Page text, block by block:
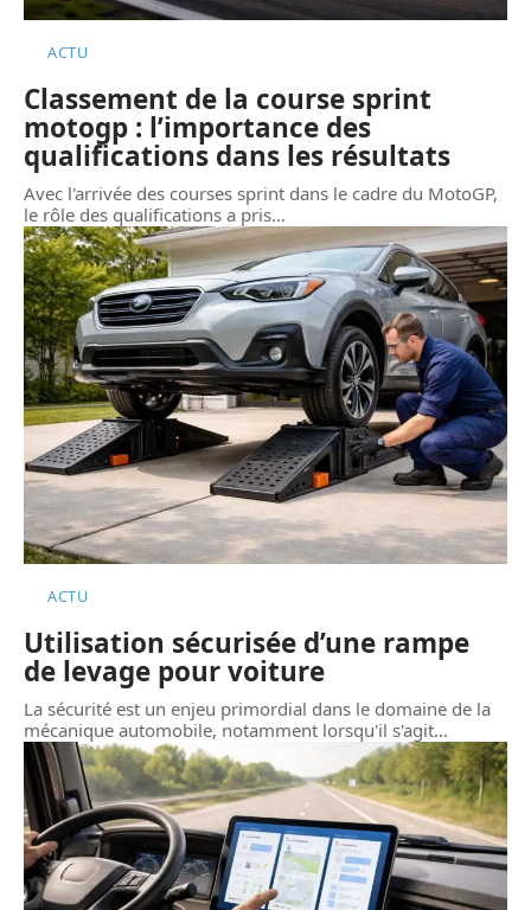
ACTU
Classement de la course sprint
motogp : l’importance des
qualifications dans les résultats
Avec l'arrivée des courses sprint dans le cadre du MotoGP,
le rôle des qualifications a pris…
ACTU
Utilisation sécurisée d’une rampe
de levage pour voiture
La sécurité est un enjeu primordial dans le domaine de la
mécanique automobile, notamment lorsqu'il s'agit…